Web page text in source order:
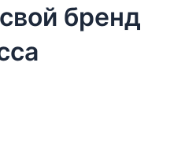
бренд